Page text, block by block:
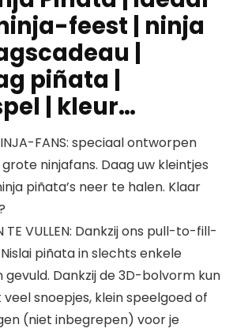
feest | ninja
|
piñata |
| kleur…
FANS: speciaal ontworpen
ninjafans. Daag uw kleintjes
piñata’s neer te halen. Klaar
TE VULLEN: Dankzij ons pull-to-fill-
piñata in slechts enkele
Dankzij de 3D-bolvorm kun
snoepjes, klein speelgoed of
(niet inbegrepen) voor je